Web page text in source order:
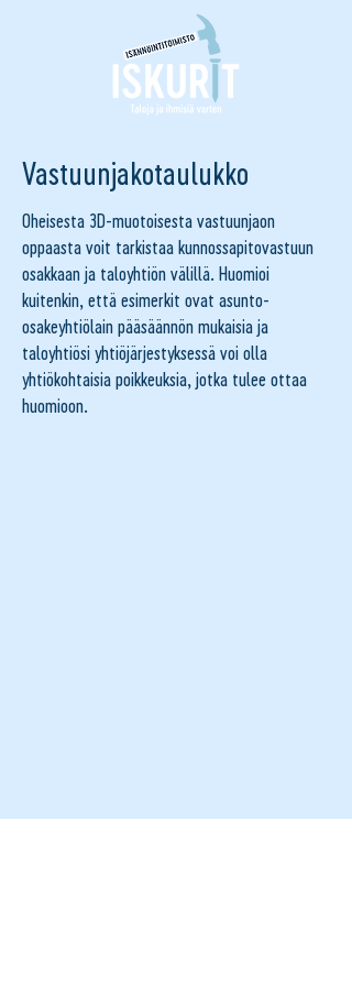
Vastuunjakotaulukko
Oheisesta 3D-muotoisesta vastuunjaon
oppaasta voit tarkistaa kunnossapitovastuun
osakkaan ja taloyhtiön välillä. Huomioi
kuitenkin, että esimerkit ovat asunto-
osakeyhtiölain pääsäännön mukaisia ja
taloyhtiösi yhtiöjärjestyksessä voi olla
yhtiökohtaisia poikkeuksia, jotka tulee ottaa
huomioon.